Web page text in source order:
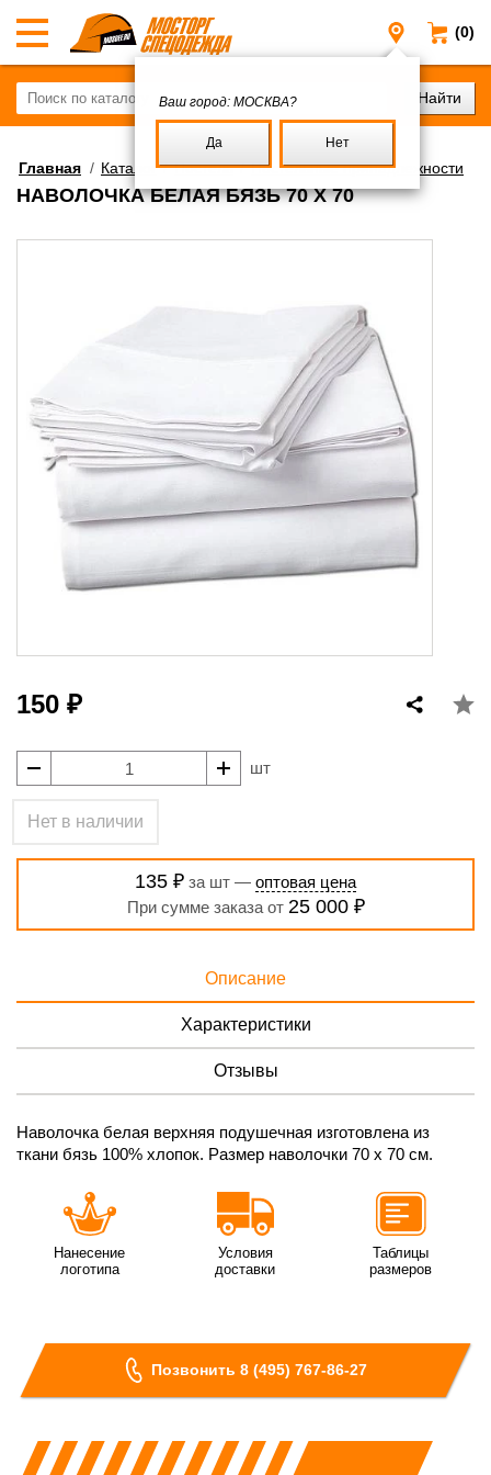
(0)
Москва
Ваш город: МОСКВА?
Да Нет
Главная / Каталог/Постель/Постельные принадлежности
НАВОЛОЧКА БЕЛАЯ БЯЗЬ 70 Х 70
150 ₽
шт
Нет в наличии
135 ₽ за шт — оптовая цена
При сумме заказа от 25 000 ₽
Описание
Характеристики
Отзывы
Наволочка белая верхняя подушечная изготовлена из
ткани бязь 100% хлопок. Размер наволочки 70 х 70 см.
Нанесение
логотипа
Условия
доставки
Таблицы
размеров
Позвонить 8 (495) 767-86-27